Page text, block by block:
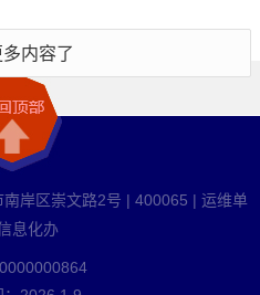
内容了
岸区崇文路2号 | 400065 | 运维单
息化办
0000000864